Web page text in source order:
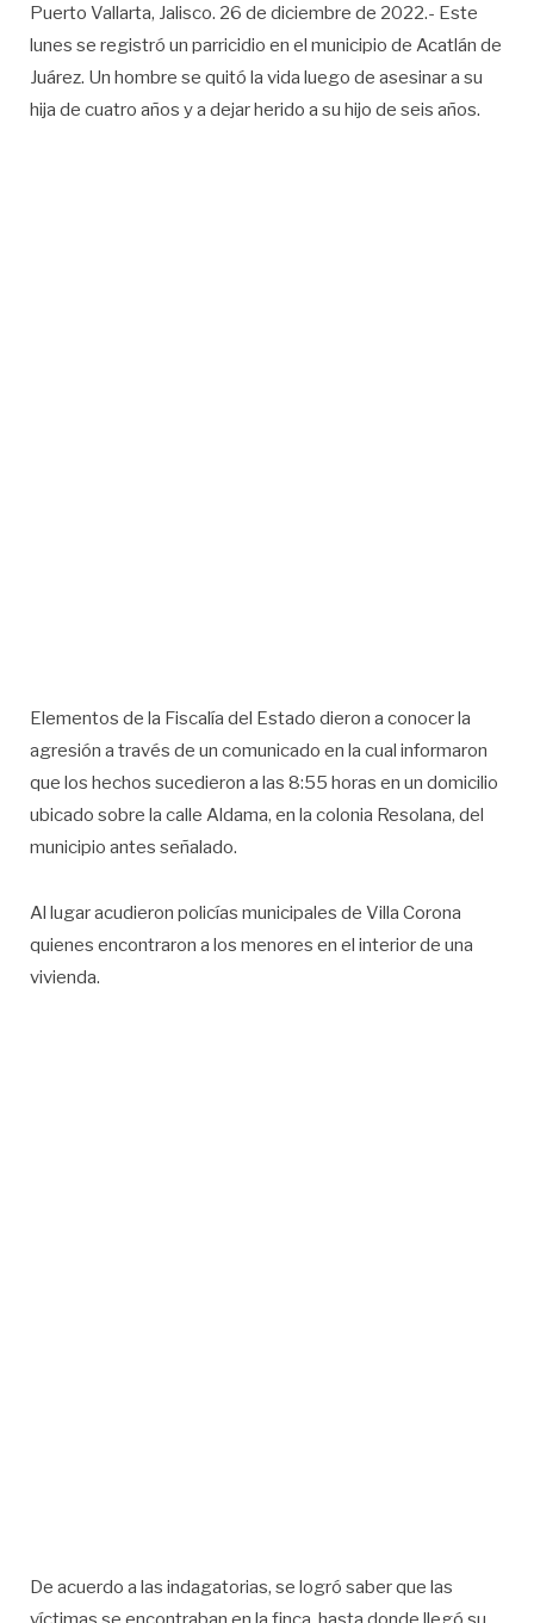
Puerto Vallarta, Jalisco. 26 de diciembre de 2022.- Este
lunes se registró un parricidio en el municipio de Acatlán de
Juárez. Un hombre se quitó la vida luego de asesinar a su
hija de cuatro años y a dejar herido a su hijo de seis años.
Elementos de la Fiscalía del Estado dieron a conocer la
agresión a través de un comunicado en la cual informaron
que los hechos sucedieron a las 8:55 horas en un domicilio
ubicado sobre la calle Aldama, en la colonia Resolana, del
municipio antes señalado.
Al lugar acudieron policías municipales de Villa Corona
quienes encontraron a los menores en el interior de una
vivienda.
De acuerdo a las indagatorias, se logró saber que las